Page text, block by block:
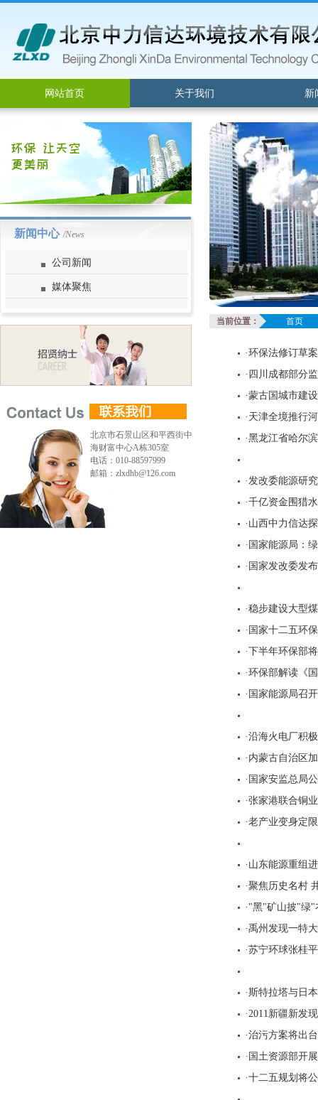
网站首页 关于我们 新
新闻中心 /News
公司新闻
媒体聚焦
北京市石景山区和平西街中
海财富中心A栋305室
电话：010-88597999
邮箱：zlxdhb@126.com
当前位置： 首页
·环保法修订草
·四川成都部分
·蒙古国城市建
·天津全境推行
·黑龙江省哈尔
·发改委能源研
·千亿资金围猎
·山西中力信达
·国家能源局：
·国家发改委发
·稳步建设大型
·国家十二五环
·下半年环保部
·环保部解读《
·国家能源局召
·沿海火电厂积
·内蒙古自治区
·国家安监总局
·张家港联合铜
·老产业变身定
·山东能源重组
·聚焦历史名村
·"黑"矿山披"绿
·禹州发现一特
·苏宁环球张桂
·斯特拉塔与日
·2011新疆新发
·治污方案将出
·国土资源部开
·十二五规划将